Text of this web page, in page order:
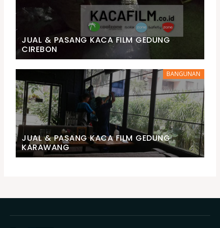
JUAL & PASANG KACA FILM GEDUNG
CIREBON
BANGUNAN
JUAL & PASANG KACA FILM GEDUNG
KARAWANG